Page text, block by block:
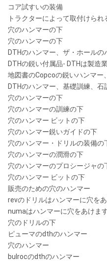
SD12
Numa120
注:
MetzkeのRemetの糸は利用
コア試すいの装備
トラクターによって取付けら
穴のハンマーの下
穴のハンマーの下
DTHのハンマー、ザ・ホール
DTHの鋭い付属品- DTHは製造
地図書のCopcoの鋭いハンマー
DTHのハンマー、基礎訓練、石
穴のハンマーの下
穴のハンマーの訓練の下
穴のハンマー ビットの下
穴のハンマー鋭いガイドの下
穴のハンマー・ドリルの装備の
穴のハンマーの潤滑の下
穴のハンマーのプロシージャの
穴のハンマー ビットの下
販売のための穴のハンマー
revのドリルはハンマーに穴を
numaはハンマーに穴をあけま
穴のドリルの下
ピューマのdthのハンマー
穴のハンマー
bulrocのdthのハンマー